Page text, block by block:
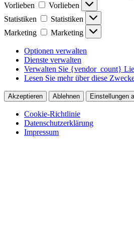
Vorlieben
Vorlieben
Statistiken
Statistiken
Marketing
Marketing
Optionen verwalten
Dienste verwalten
Verwalten Sie {vendor_count}
Lesen Sie mehr über diese
Akzeptieren Ablehnen Einstellungen
Cookie-Richtlinie
Datenschutzerklärung
Impressum